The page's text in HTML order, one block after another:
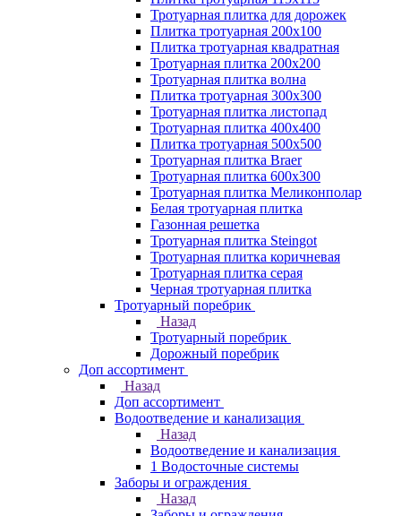
Тротуарная плитка для дорожек
Плитка тротуарная 200х100
Плитка тротуарная квадратная
Тротуарная плитка 200х200
Тротуарная плитка волна
Плитка тротуарная 300х300
Тротуарная плитка листопад
Тротуарная плитка 400х400
Плитка тротуарная 500x500
Тротуарная плитка Braer
Тротуарная плитка 600х300
Тротуарная плитка Меликонполар
Белая тротуарная плитка
Газонная решетка
Тротуарная плитка Steingot
Тротуарная плитка коричневая
Тротуарная плитка серая
Черная тротуарная плитка
Тротуарный поребрик
Назад
Тротуарный поребрик
Дорожный поребрик
Доп ассортимент
Назад
Доп ассортимент
Водоотведение и канализация
Назад
Водоотведение и канализация
1 Водосточные системы
Заборы и ограждения
Назад